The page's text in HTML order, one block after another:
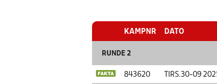
KAMPNR DATO
RUNDE 2
843620 TIRS.30-09